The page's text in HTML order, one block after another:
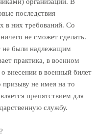
последствия
в них требований. Со
не сможет сделать.
не были надлежащим
практика, в военном
внесении в военный билет
не имея на то
препятствием для
службу.